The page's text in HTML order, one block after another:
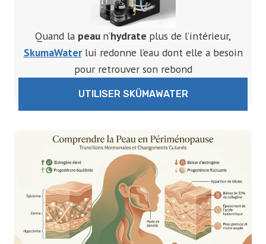
Quand la peau n’hydrate plus de l’intérieur,
SkumaWaterlui redonne l’eau dont elle a besoin
pour retrouver son rebond
UTILISER SKÜMAWATER